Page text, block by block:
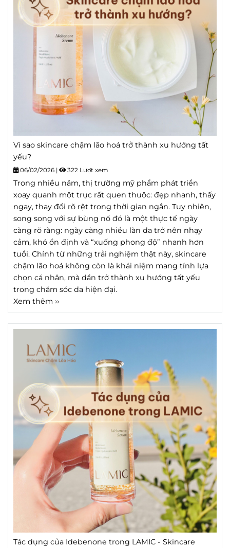
Vì sao skincare chậm lão hoá trở thành xu hướng tất
yếu?
06/02/2026 | 322 Lượt xem
Trong nhiều năm, thị trường mỹ phẩm phát triển
xoay quanh một trục rất quen thuộc: đẹp nhanh, thấy
ngay, thay đổi rõ rệt trong thời gian ngắn. Tuy nhiên,
song song với sự bùng nổ đó là một thực tế ngày
càng rõ ràng: ngày càng nhiều làn da trở nên nhạy
cảm, khó ổn định và “xuống phong độ” nhanh hơn
tuổi. Chính từ những trải nghiệm thật này, skincare
chậm lão hoá không còn là khái niệm mang tính lựa
chọn cá nhân, mà dần trở thành xu hướng tất yếu
trong chăm sóc da hiện đại.
Xem thêm ››
Tác dụng của Idebenone trong LAMIC - Skincare